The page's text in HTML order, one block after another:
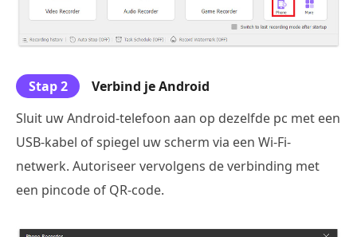
Stap 2
Verbind je Android
Sluit uw Android-telefoon aan op dezelfde pc met een
USB-kabel of spiegel uw scherm via een Wi-Fi-
netwerk. Autoriseer vervolgens de verbinding met
een pincode of QR-code.